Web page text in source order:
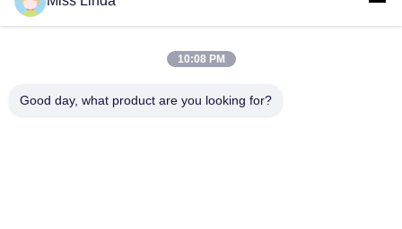
10:08 PM
Good day, what product are you looking for?